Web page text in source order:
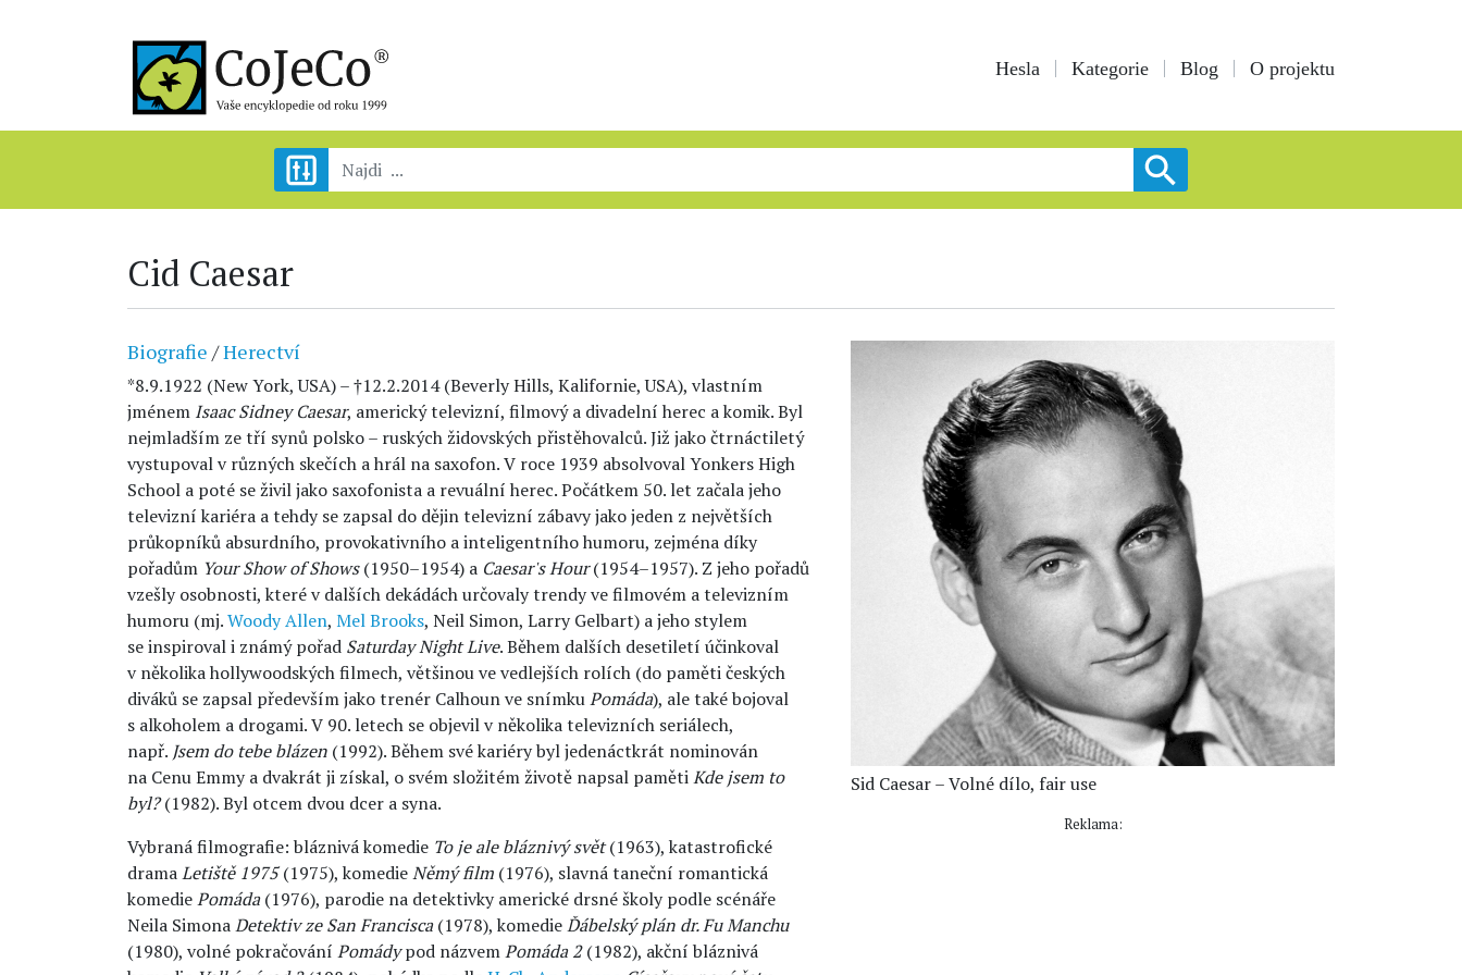
Hesla Kategorie Blog O projektu
Cid Caesar
Biografie /Herectví
*8.9.1922 (New York, USA) – †12.2.2014 (Beverly Hills, Kalifornie, USA), vlastním
jménem Isaac Sidney Caesar, americký televizní, filmový a divadelní herec a komik. Byl
nejmladším ze tří synů polsko – ruských židovských přistěhovalců. Již jako čtrnáctiletý
vystupoval v různých skečích a hrál na saxofon. V roce 1939 absolvoval Yonkers High
School a poté se živil jako saxofonista a revuální herec. Počátkem 50. let začala jeho
televizní kariéra a tehdy se zapsal do dějin televizní zábavy jako jeden z největších
průkopníků absurdního, provokativního a inteligentního humoru, zejména díky
pořadům Your Show of Shows(1950–1954) a Caesar's Hour(1954–1957). Z jeho pořadů
vzešly osobnosti, které v dalších dekádách určovaly trendy ve filmovém a televizním
humoru (mj.Woody Allen, Mel Brooks, Neil Simon, Larry Gelbart) a jeho stylem
se inspiroval i známý pořad Saturday Night Live. Během dalších desetiletí účinkoval
v několika hollywoodských filmech, většinou ve vedlejších rolích (do paměti českých
diváků se zapsal především jako trenér Calhoun ve snímkuPomáda), ale také bojoval
s alkoholem a drogami. V 90. letech se objevil v několika televizních seriálech,
např. Jsem do tebe blázen (1992). Během své kariéry byl jedenáctkrát nominován
na Cenu Emmy a dvakrát ji získal, o svém složitém životě napsal pamětiKde jsem to
byl?(1982). Byl otcem dvou dcer a syna.
Vybraná filmografie: bláznivá komedie To je ale bláznivý svět(1963), katastrofické
dramaLetiště 1975(1975), komedieNěmý film (1976), slavná taneční romantická
komediePomáda(1976), parodie na detektivky americké drsné školy podle scénáře
Neila SimonaDetektiv ze San Francisca(1978), komedieĎábelský plán dr. Fu Manchu
(1980), volné pokračování Pomádypod názvemPomáda 2(1982), akční bláznivá
Sid Caesar – Volné dílo, fair use
Reklama: